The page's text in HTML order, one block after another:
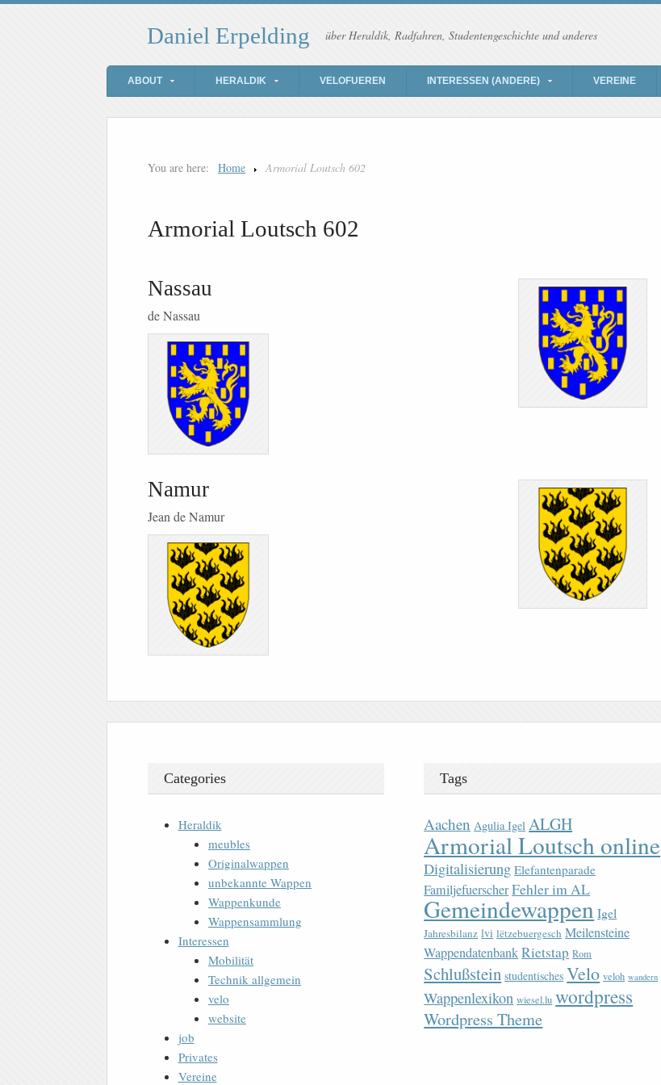
Daniel Erpelding über Heraldik, Radfahren, Studentengeschichte und anderes
ABOUT HERALDIK VELOFUEREN INTERESSEN (ANDERE) VEREINE
You are here: Home Armorial Loutsch 602
Armorial Loutsch 602
Nassau
de Nassau
Namur
Jean de Namur
Categories
Heraldik
meubles
Originalwappen
unbekannte Wappen
Wappenkunde
Wappensammlung
Interessen
Mobilität
Technik allgemein
velo
website
job
Privates
Vereine
Tags
Aachen Agulia Igel ALGH
Armorial Loutsch online
Digitalisierung Elefantenparade
FamiljefuerscherFehler im AL
Gemeindewappen Igel
Jahresbilanz lvi lëtzebuergesch Meilensteine
WappendatenbankRietstap Rom
Schlußstein studentisches Velo veloh wandern
Wappenlexikon wiesel.lu wordpress
Wordpress Theme